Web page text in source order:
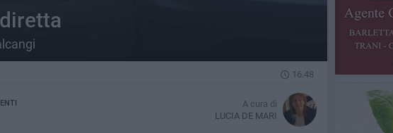
16.48
A cura di
LUCIA DE MARI